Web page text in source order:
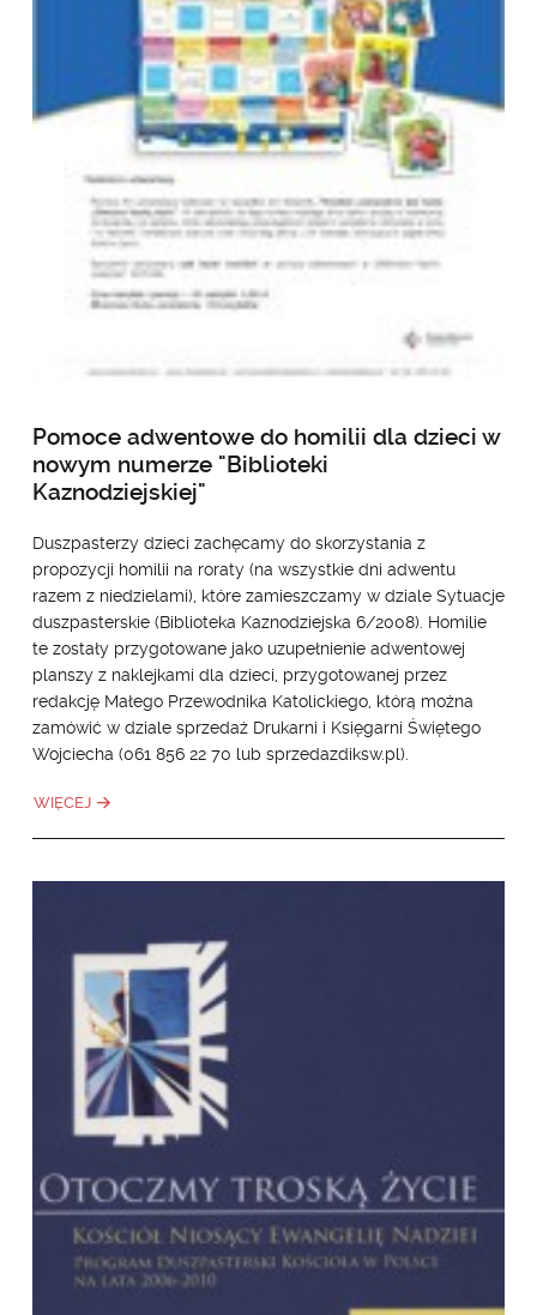
Pomoce adwentowe do homilii dla dzieci w
nowym numerze "Biblioteki
Kaznodziejskiej"
Duszpasterzy dzieci zachęcamy do skorzystania z
propozycji homilii na roraty (na wszystkie dni adwentu
razem z niedzielami), które zamieszczamy w dziale Sytuacje
duszpasterskie (Biblioteka Kaznodziejska 6/2008). Homilie
te zostały przygotowane jako uzupełnienie adwentowej
planszy z naklejkami dla dzieci, przygotowanej przez
redakcję Małego Przewodnika Katolickiego, którą można
zamówić w dziale sprzedaż Drukarni i Księgarni Świętego
Wojciecha (061 856 22 70 lub sprzedazdiksw.pl).
WIĘCEJ